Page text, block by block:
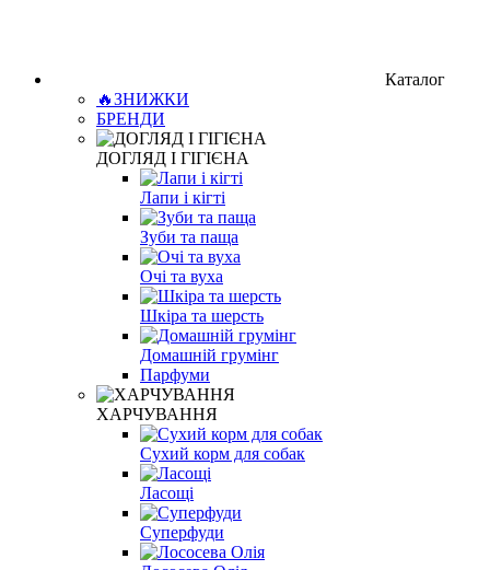
Каталог
🔥ЗНИЖКИ
БРЕНДИ
ДОГЛЯД І ГІГІЄНА
Лапи і кігті
Зуби та паща
Очі та вуха
Шкіра та шерсть
Домашній грумінг
Парфуми
ХАРЧУВАННЯ
Сухий корм для собак
Ласощі
Суперфуди